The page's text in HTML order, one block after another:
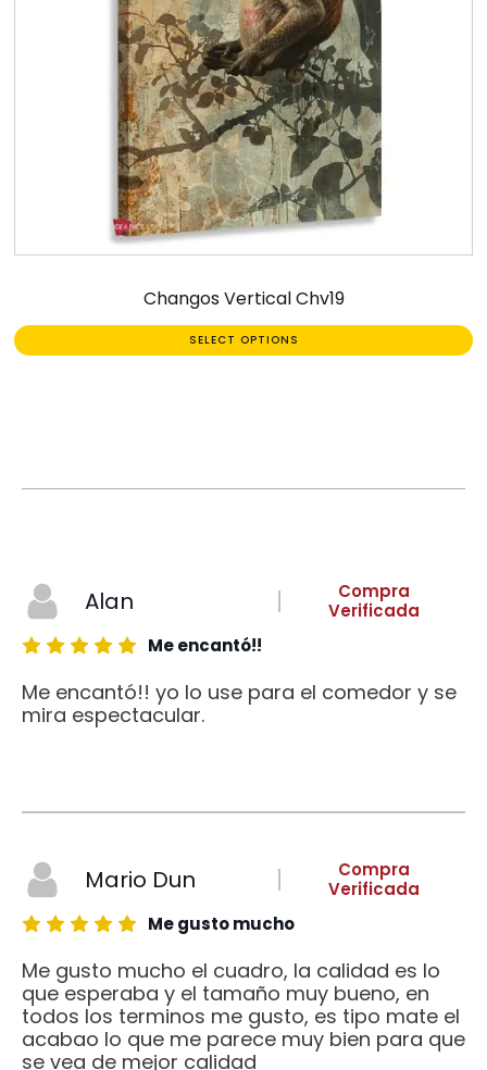
Changos Vertical Chv19
SELECT OPTIONS
Alan
Compra
Verificada
Me encantó!!
Me encantó!! yo lo use para el comedor y se
mira espectacular.
Mario Dun
Compra
Verificada
Me gusto mucho
Me gusto mucho el cuadro, la calidad es lo
que esperaba y el tamaño muy bueno, en
todos los terminos me gusto, es tipo mate el
acabao lo que me parece muy bien para que
se vea de mejor calidad